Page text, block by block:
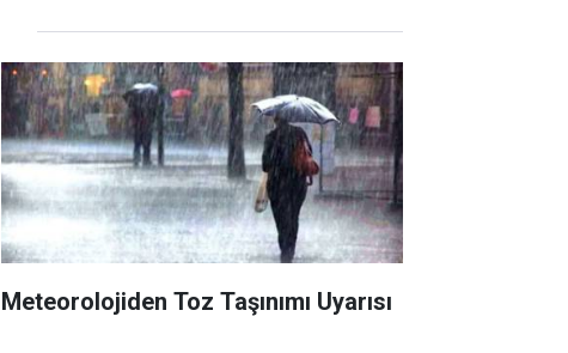
Meteorolojiden Toz Taşınımı Uyarısı